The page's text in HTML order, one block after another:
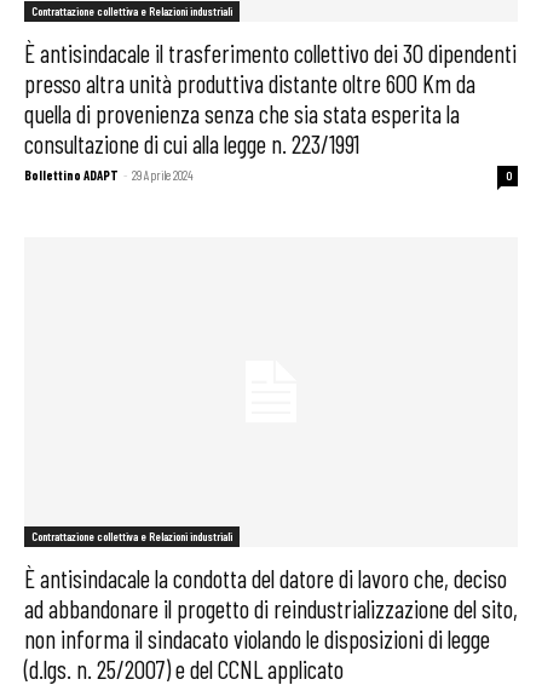
Contrattazione collettiva e Relazioni industriali
È antisindacale il trasferimento collettivo dei 30 dipendenti
presso altra unità produttiva distante oltre 600 Km da
quella di provenienza senza che sia stata esperita la
consultazione di cui alla legge n. 223/1991
Bollettino ADAPT - 29 Aprile 2024 0
Contrattazione collettiva e Relazioni industriali
È antisindacale la condotta del datore di lavoro che, deciso
ad abbandonare il progetto di reindustrializzazione del sito,
non informa il sindacato violando le disposizioni di legge
(d.lgs. n. 25/2007) e del CCNL applicato